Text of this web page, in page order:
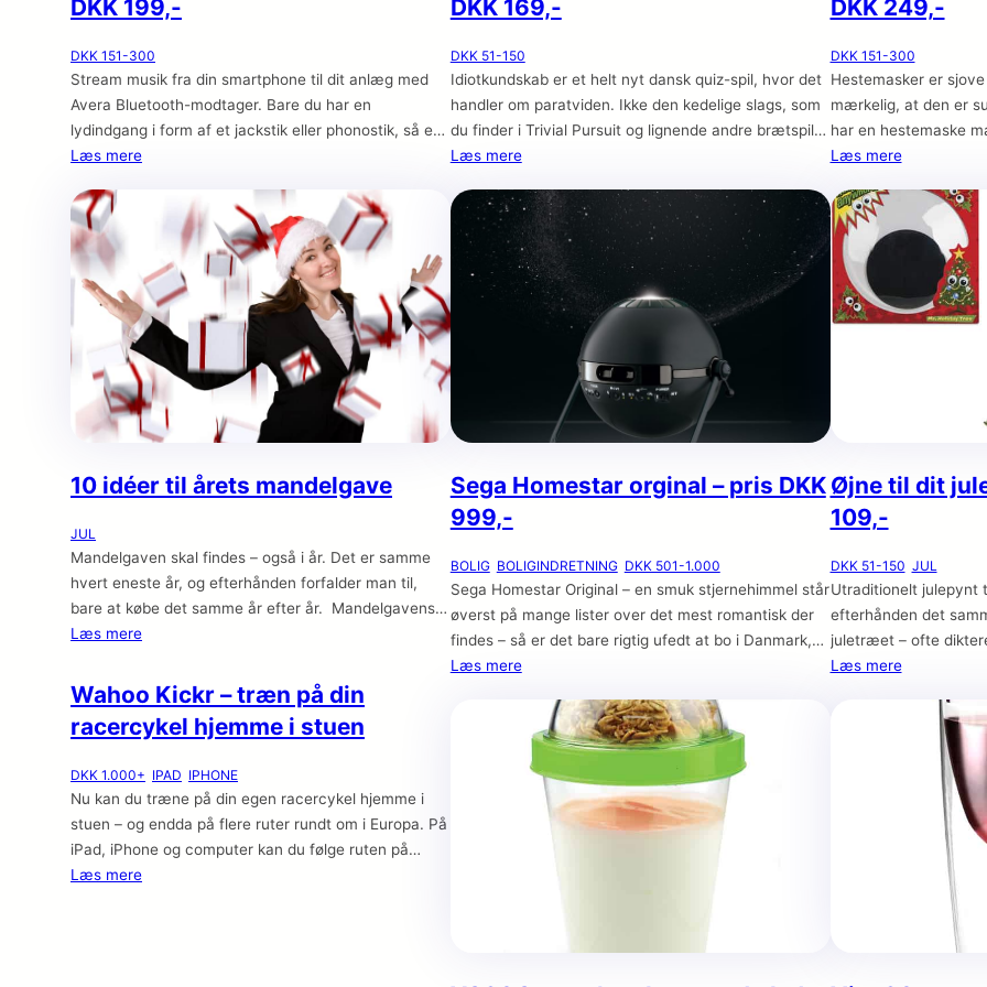
DKK 199,-
DKK 151-300
Stream musik fra din smartphone til dit anlæg med
Avera Bluetooth-modtager. Bare du har en
lydindgang i form af et jackstik eller phonostik, så er
du kørende. Der er ingen grund til at kassere dit
moderne Airplay eller Bluetooth egenskaber. Det
eneste det handler om, er at
Læs mere
DKK 169,-
DKK 51-150
Idiotkundskab er et helt nyt dansk quiz-spil, hvor det
handler om paratviden. Ikke den kedelige slags, som
du finder i Trivial Pursuit og lignende andre brætspil,
men derimod sjove og skæve fakta, der ikke kræver,
historiske fakta. Det er sjove spørgsmål som
f.eks. “Hvor langt er
Læs mere
DKK 249,-
DKK 151-300
Hestemasker er
mærkelig, at den er
har en hestemaske
som du måske ikke
billedet af
godt, til en
Læs mere
10 idéer til årets mandelgave
JUL
Mandelgaven skal findes – også i år. Det er samme
hvert eneste år, og efterhånden forfalder man til,
bare at købe det samme år efter år. Mandelgavens
historie Der er ikke nogen der kan sætte et præcist
juletradition i Danmark. Nogle mener at kunne finde
spor af noget
Læs mere
Sega Homestar orginal – pris DKK
999,-
BOLIG BOLIGINDRETNING DKK 501-1.000
Sega Homestar Original – en smuk stjernehimmel står
øverst på mange lister over det mest romantisk der
findes – så er det bare rigtig ufedt at bo i Danmark,
hvor skyfrit ikke er den vending vores meteorologer
arter sig. Det gør det supersvært at planlægge den
romatiske date,
Læs mere
Øjne til dit
109,-
DKK 51-150 JUL
Utraditionelt julepynt
efterhånden det
juletræet – ofte
hvert år kæmper om
banen. Jeg vil godt
disse selvbestaltede
Læs mere
Wahoo Kickr – træn på din
racercykel hjemme i stuen
DKK 1.000+ IPAD IPHONE
Nu kan du træne på din egen racercykel hjemme i
stuen – og endda på flere ruter rundt om i Europa. På
iPad, iPhone og computer kan du følge ruten på
video mens du træner og Wahoo Kicker justerer
Læs mere